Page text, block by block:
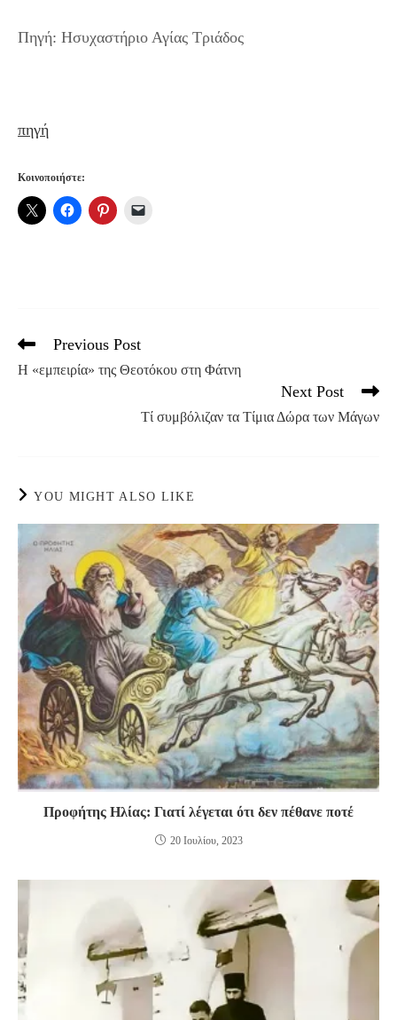
Πηγή: Ησυχαστήριο Αγίας Τριάδος
πηγή
Κοινοποιήστε:
Read
articles
Previous Post
Η «εμπειρία» της Θεοτόκου στη Φάτνη
Next Post
Τί συμβόλιζαν τα Τίμια Δώρα των Μάγων
YOU MIGHT ALSO LIKE
Προφήτης Ηλίας: Γιατί λέγεται ότι δεν πέθανε ποτέ
20 Ιουλίου, 2023